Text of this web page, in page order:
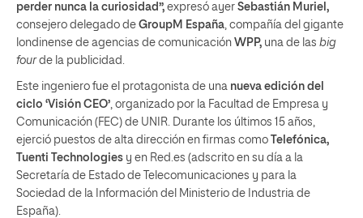
perder nunca la curiosidad”, expresó ayer Sebastián Muriel,
consejero delegado de GroupM España , compañía del gigante
londinense de agencias de comunicación WPP, una de las big
fourde la publicidad.
Este ingeniero fue el protagonista de una nueva edición del
ciclo ‘Visión CEO’ , organizado por la Facultad de Empresa y
Comunicación (FEC) de UNIR. Durante los últimos 15 años,
ejerció puestos de alta dirección en firmas como Telefónica,
Tuenti Technologies y en Red.es (adscrito en su día a la
Secretaría de Estado de Telecomunicaciones y para la
Sociedad de la Información del Ministerio de Industria de
España).